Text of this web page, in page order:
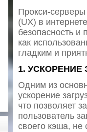
Прокси-
(UX) в
безопасность и
как
гладким и
1. УСКОРЕНИЕ
Одним из
ускорение
что позволяет
пользователь
своего кэша, не